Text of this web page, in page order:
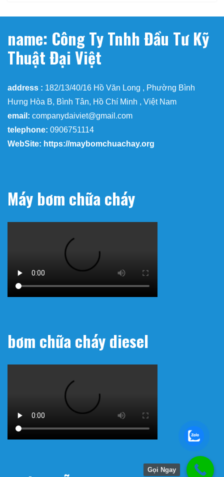
name: Công Ty Tnhh Đầu Tư Kỹ
Thuật Đại Việt
address : 182/13/40/16 Hồ Văn Long , Phường Bình
Hưng Hòa B, Bình Tân, Hồ Chí Minh , Việt Nam
email: companydaiviet@gmail.com
telephone: 0906751114
WebSite: https://maybomchuachay.org
Máy bơm chữa cháy
bơm chữa cháy diesel
Gọi Ngay